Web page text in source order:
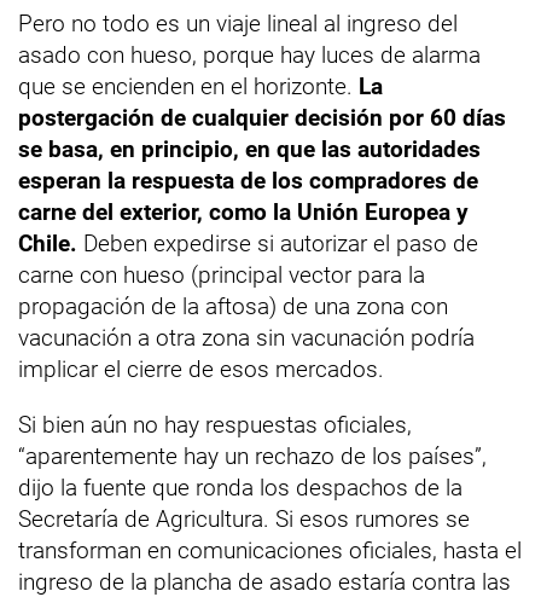
Pero no todo es un viaje lineal al ingreso del
asado con hueso, porque hay luces de alarma
que se encienden en el horizonte. La
postergación de cualquier decisión por 60 días
se basa, en principio, en que las autoridades
esperan la respuesta de los compradores de
carne del exterior, como la Unión Europea y
Chile. Deben expedirse si autorizar el paso de
carne con hueso (principal vector para la
propagación de la aftosa) de una zona con
vacunación a otra zona sin vacunación podría
implicar el cierre de esos mercados.
Si bien aún no hay respuestas oficiales,
“aparentemente hay un rechazo de los países”,
dijo la fuente que ronda los despachos de la
Secretaría de Agricultura. Si esos rumores se
transforman en comunicaciones oficiales, hasta el
ingreso de la plancha de asado estaría contra las